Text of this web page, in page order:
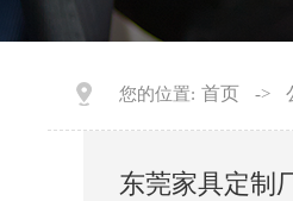
您的位置: 首页 ->
东莞家具定制